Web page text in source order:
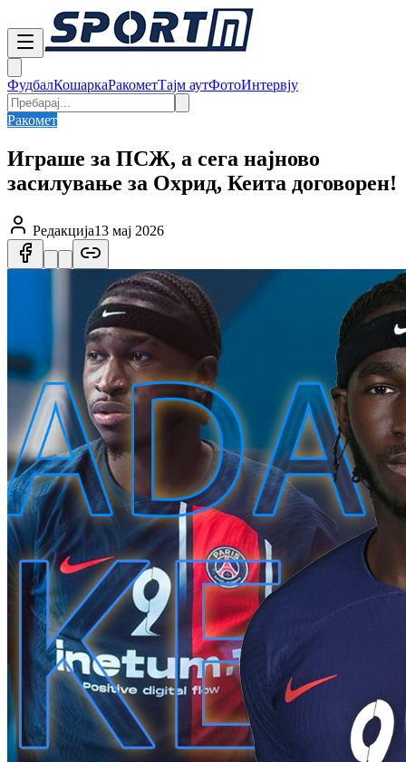
ФудбалКошаркаРакометТајм аутФотоИнтервју
Ракомет
Играше за ПСЖ, а сега најново
засилување за Охрид, Кеита договорен!
Редакција13 мај 2026